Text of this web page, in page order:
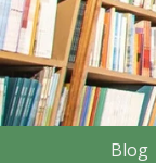
SkipBlog